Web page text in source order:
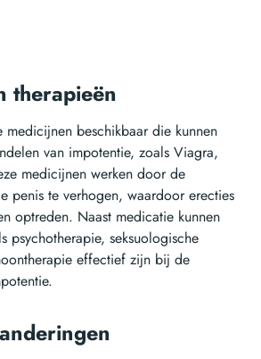
therapieën
medicijnen beschikbaar die kunnen
van impotentie, zoals Viagra,
medicijnen werken door de
penis te verhogen, waardoor erecties
optreden. Naast medicatie kunnen
psychotherapie, seksuologische
effectief zijn bij de